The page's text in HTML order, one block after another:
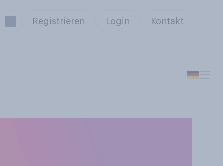
Registrieren Login Kontakt